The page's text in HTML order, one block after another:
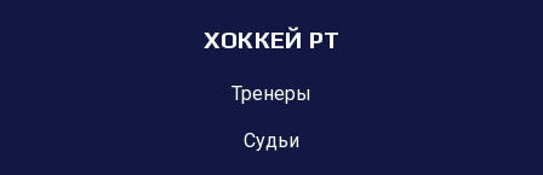
ХОККЕЙ РТ
Тренеры
Судьи